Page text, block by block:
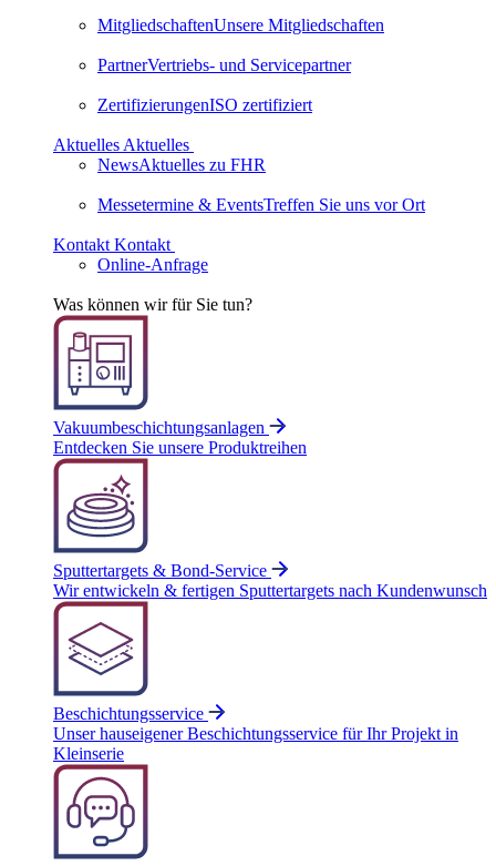
MitgliedschaftenUnsere Mitgliedschaften
PartnerVertriebs- und Servicepartner
ZertifizierungenISO zertifiziert
Aktuelles Aktuelles
NewsAktuelles zu FHR
Messetermine & EventsTreffen Sie uns vor Ort
Kontakt Kontakt
Online-Anfrage
Was können wir für Sie tun?
Vakuumbeschichtungsanlagen
Entdecken Sie unsere Produktreihen
Sputtertargets & Bond-Service
Wir entwickeln & fertigen Sputtertargets nach Kundenwunsch
Beschichtungsservice
Unser hauseigener Beschichtungsservice für Ihr Projekt in
Kleinserie